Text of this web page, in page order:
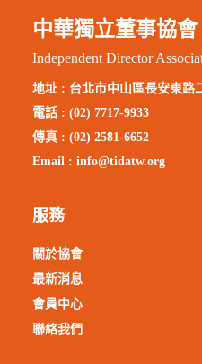
中華獨立董事協會
Independent Director
地址 : 台北市中山區長安東路
電話 : (02) 7717-9933
傳真 : (02) 2581-6652
Email :info@tidatw.org
服務
關於協會
最新消息
會員中心
聯絡我們